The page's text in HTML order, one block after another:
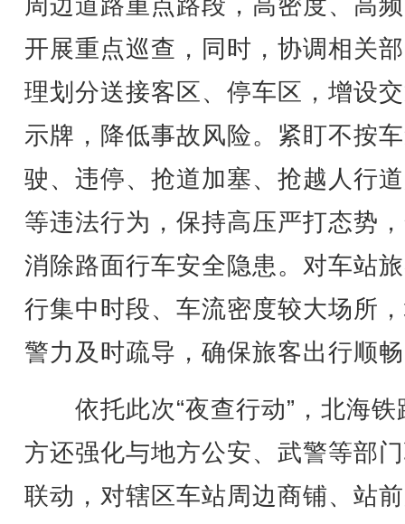
周边道路重点路段，高密度、高
开展重点巡查，同时，协调相关
理划分送接客区、停车区，增设
示牌，降低事故风险。紧盯不按
驶、违停、抢道加塞、抢越人行
等违法行为，保持高压严打态势
消除路面行车安全隐患。对车站
行集中时段、车流密度较大场所
警力及时疏导，确保旅客出行顺
依托此次“夜查行动”，北海铁
方还强化与地方公安、武警等部
联动，对辖区车站周边商铺、站